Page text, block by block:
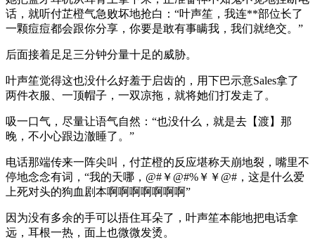
话，就听付芷橙气急败坏地抢白：“叶声笙，我连**部位长了
一颗痘痘都会跟你分享，你要是敢有事瞒我，我们就绝交。”
后面接着足足三分钟分量十足的威胁。
叶声笙觉得这也没什么好羞于启齿的，用下巴示意Sales拿了
两件衣服、一顶帽子，一双凉拖，就将她们打发走了。
吸一口气，尽量让语气自然：“也没什么，就是去【渡】那
晚，不小心跟边澈睡了。”
电话那端传来一阵尖叫，付芷橙的反应堪称天崩地裂，嘴里不
停地念念有词，“我的天哪，@#￥@#%￥￥@#，这是什么爱
上死对头的狗血剧本啊啊啊啊啊啊啊”
因为没有多余的手可以捂住耳朵了，叶声笙本能地把电话拿
远，耳根一热，面上也微微发烫。